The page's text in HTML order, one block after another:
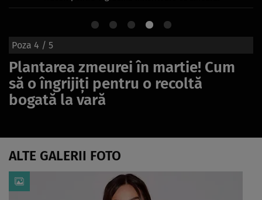
Poza 4 / 5
Plantarea zmeurei în martie! Cum
să o îngrijiți pentru o recoltă
bogată la vară
ALTE GALERII FOTO